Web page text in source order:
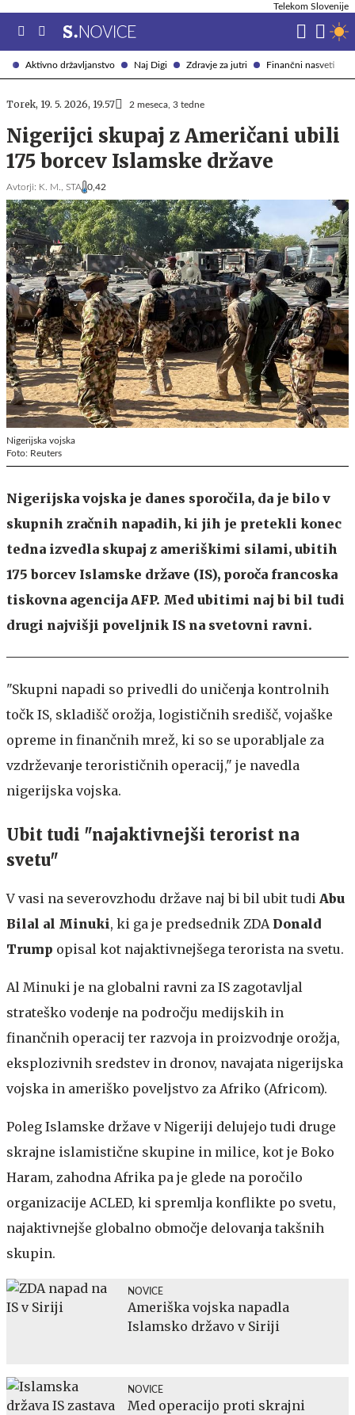
Aktivno državljanstvo Naj Digi Zdravje za jutri Finančni nasveti
Telekom Slovenije
Torek, 19. 5. 2026, 19.57 2 meseca, 3 tedne
Nigerijci skupaj z Američani ubili
175 borcev Islamske države
Avtorji: K. M., STA 0,42
Nigerijska vojska
Foto: Reuters
Nigerijska vojska je danes sporočila, da je bilo v
skupnih zračnih napadih, ki jih je pretekli konec
tedna izvedla skupaj z ameriškimi silami, ubitih
175 borcev Islamske države (IS), poroča francoska
tiskovna agencija AFP. Med ubitimi naj bi bil tudi
drugi najvišji poveljnik IS na svetovni ravni.
"Skupni napadi so privedli do uničenja kontrolnih
točk IS, skladišč orožja, logističnih središč, vojaške
opreme in finančnih mrež, ki so se uporabljale za
vzdrževanje terorističnih operacij," je navedla
nigerijska vojska.
Ubit tudi "najaktivnejši terorist na
svetu"
V vasi na severovzhodu države naj bi bil ubit tudi Abu
Bilal al Minuki, ki ga je predsednik ZDA Donald
Trump opisal kot najaktivnejšega terorista na svetu.
Al Minuki je na globalni ravni za IS zagotavljal
strateško vodenje na področju medijskih in
finančnih operacij ter razvoja in proizvodnje orožja,
eksplozivnih sredstev in dronov, navajata nigerijska
vojska in ameriško poveljstvo za Afriko (Africom).
Poleg Islamske države v Nigeriji delujejo tudi druge
skrajne islamistične skupine in milice, kot je Boko
Haram, zahodna Afrika pa je glede na poročilo
organizacije ACLED, ki spremlja konflikte po svetu,
najaktivnejše globalno območje delovanja takšnih
skupin.
NOVICE
Ameriška vojska napadla
Islamsko državo v Siriji
NOVICE
Med operacijo proti skrajni